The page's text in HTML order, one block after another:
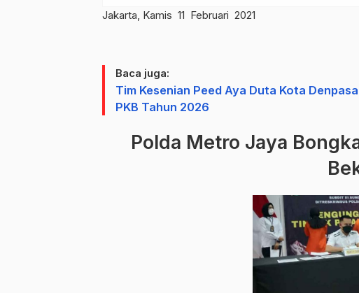
Jakarta, Kamis 11 Februari 2021
Baca juga:
Tim Kesenian Peed Aya Duta Kota
PKB Tahun 2026
Polda Metro Jaya